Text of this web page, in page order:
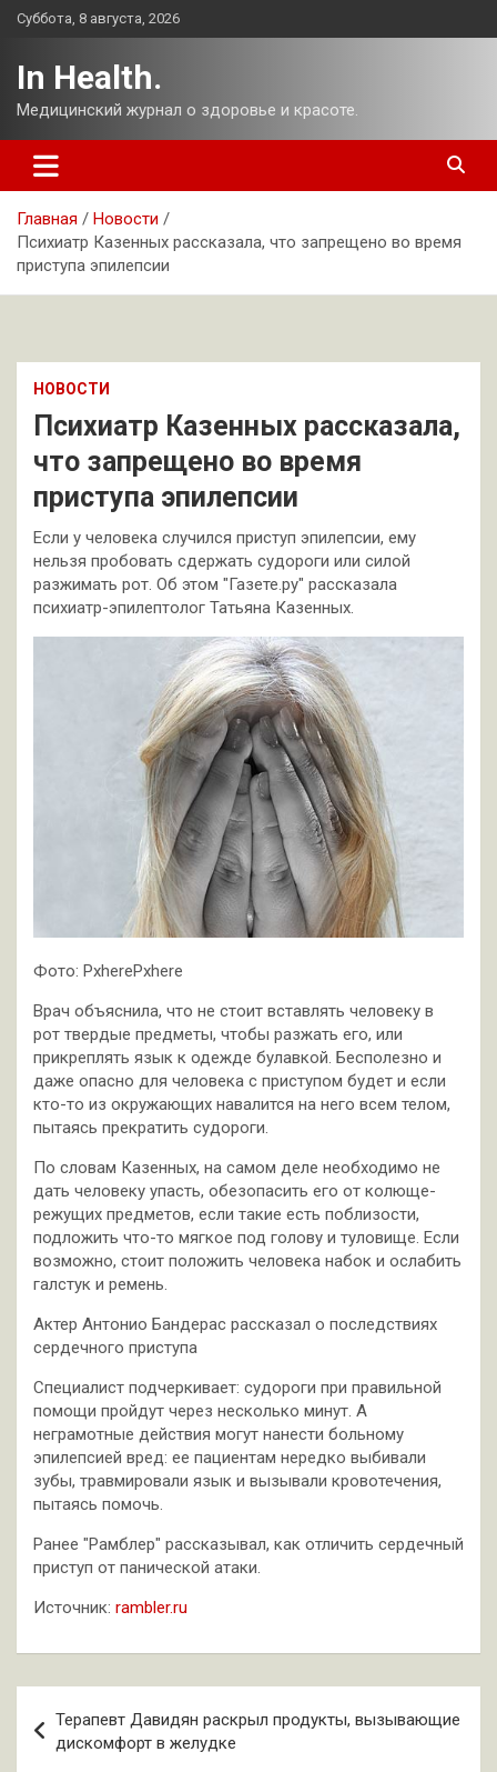
Перейти
Суббота, 8 августа, 2026
In Health.
Медицинский журнал о здоровье и красоте.
Главная
Новости
Психиатр Казенных рассказала, что запрещено во время
приступа эпилепсии
НОВОСТИ
Психиатр Казенных рассказала,
что запрещено во время
приступа эпилепсии
Если у человека случился приступ эпилепсии, ему
нельзя пробовать сдержать судороги или силой
разжимать рот. Об этом "Газете.ру" рассказала
психиатр-эпилептолог Татьяна Казенных.
Фото: PxherePxhere
Врач объяснила, что не стоит вставлять человеку в
рот твердые предметы, чтобы разжать его, или
прикреплять язык к одежде булавкой. Бесполезно и
даже опасно для человека с приступом будет и если
кто-то из окружающих навалится на него всем телом,
пытаясь прекратить судороги.
По словам Казенных, на самом деле необходимо не
дать человеку упасть, обезопасить его от колюще-
режущих предметов, если такие есть поблизости,
подложить что-то мягкое под голову и туловище. Если
возможно, стоит положить человека набок и ослабить
галстук и ремень.
Актер Антонио Бандерас рассказал о последствиях
сердечного приступа
Специалист подчеркивает: судороги при правильной
помощи пройдут через несколько минут. А
неграмотные действия могут нанести больному
эпилепсией вред: ее пациентам нередко выбивали
зубы, травмировали язык и вызывали кровотечения,
пытаясь помочь.
Ранее "Рамблер" рассказывал, как отличить сердечный
приступ от панической атаки.
Источник: rambler.ru
по
Терапевт Давидян раскрыл продукты, вызывающие
дискомфорт в желудке